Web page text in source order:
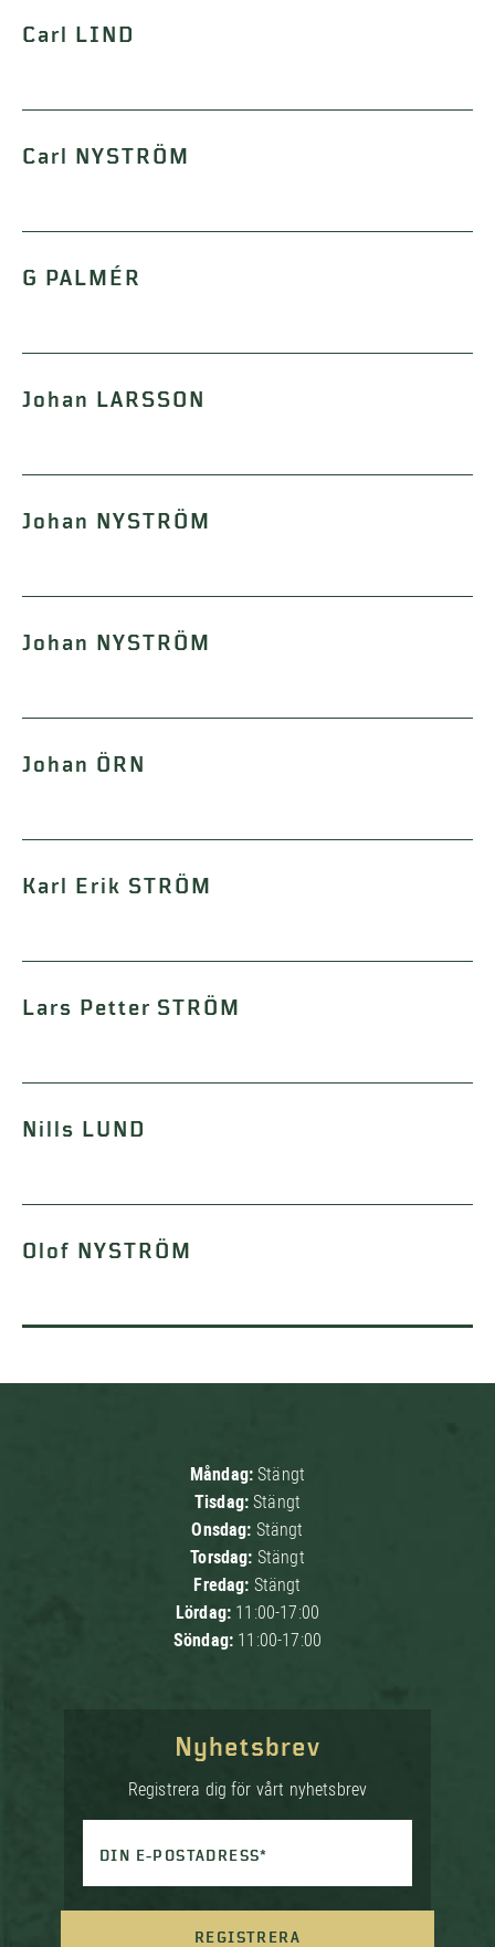
Carl LIND
Carl NYSTRÖM
G PALMÉR
Johan LARSSON
Johan NYSTRÖM
Johan NYSTRÖM
Johan ÖRN
Karl Erik STRÖM
Lars Petter STRÖM
Nills LUND
Olof NYSTRÖM
Måndag:Stängt
Tisdag:Stängt
Onsdag: Stängt
Torsdag: Stängt
Fredag: Stängt
Lördag: 11:00-17:00
Söndag: 11:00-17:00
Nyhetsbrev
Registrera dig för vårt nyhetsbrev
DIN E-POSTADRESS*
REGISTRERA